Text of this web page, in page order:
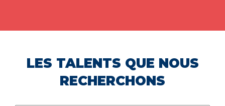
LES TALENTS QUE NOUS
RECHERCHONS